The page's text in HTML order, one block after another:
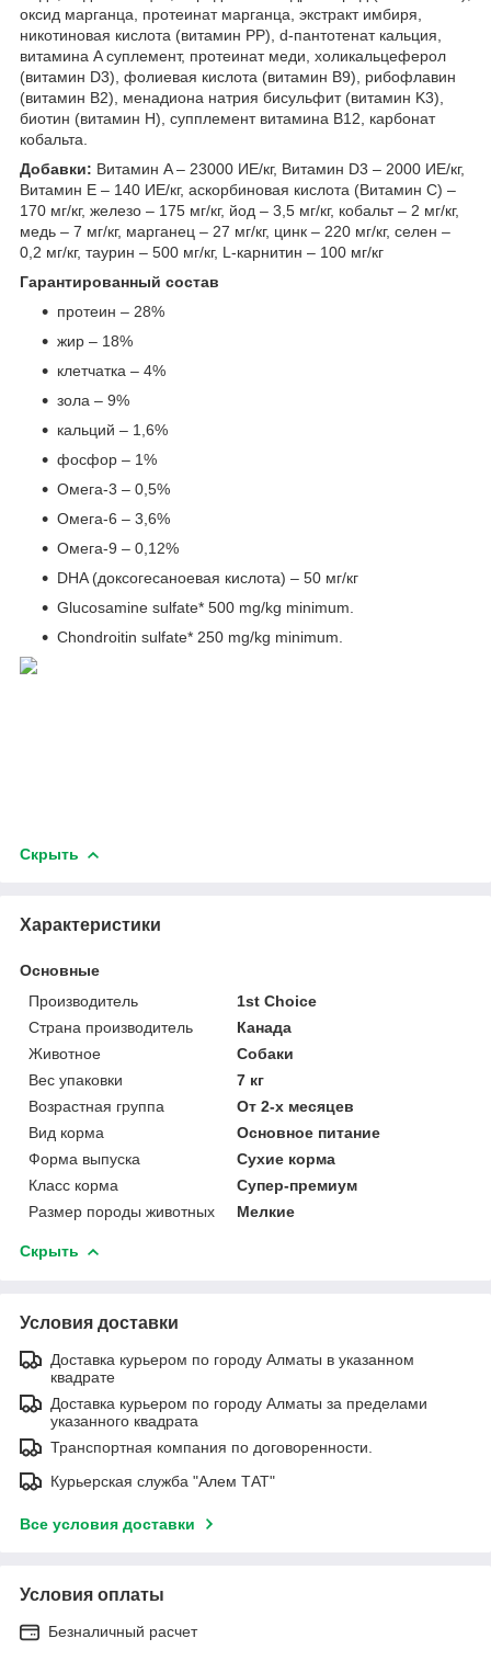
оксид марганца, протеинат марганца, экстракт имбиря,
никотиновая кислота (витамин PP), d-пантотенат кальция,
витамина A суплемент, протеинат меди, холикальцеферол
(витамин D3), фолиевая кислота (витамин В9), рибофлавин
(витамин B2), менадиона натрия бисульфит (витамин K3),
биотин (витамин Н), супплемент витамина B12, карбонат
кобальта.
Добавки: Витамин A – 23000 ИЕ/кг, Витамин D3 – 2000 ИЕ/кг,
Витамин Е – 140 ИЕ/кг, аскорбиновая кислота (Витамин С) –
170 мг/кг, железо – 175 мг/кг, йод – 3,5 мг/кг, кобальт – 2 мг/кг,
медь – 7 мг/кг, марганец – 27 мг/кг, цинк – 220 мг/кг, селен –
0,2 мг/кг, таурин – 500 мг/кг, L-карнитин – 100 мг/кг
Гарантированный состав
протеин – 28%
жир – 18%
клетчатка – 4%
зола – 9%
кальций – 1,6%
фосфор – 1%
Омега-3 – 0,5%
Омега-6 – 3,6%
Омега-9 – 0,12%
DHA (доксогесаноевая кислота) – 50 мг/кг
Glucosamine sulfate* 500 mg/kg minimum.
Chondroitin sulfate* 250 mg/kg minimum.
Скрыть
Характеристики
Основные
Производитель
1st Choice
Страна производитель
Канада
Животное
Собаки
Вес упаковки
7 кг
Возрастная группа
От 2-х месяцев
Вид корма
Основное питание
Форма выпуска
Сухие корма
Класс корма
Супер-премиум
Размер породы животных
Мелкие
Скрыть
Условия доставки
Доставка курьером по городу Алматы в указанном
квадрате
Доставка курьером по городу Алматы за пределами
указанного квадрата
Транспортная компания по договоренности.
Курьерская служба "Алем ТАТ"
Все условия доставки
Условия оплаты
Безналичный расчет